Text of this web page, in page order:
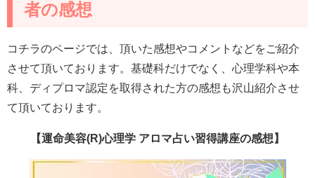
者の感想
コチラのページでは、頂いた感想やコメントなどをご紹介
させて頂いております。基礎科だけでなく、心理学科や本
科、ディプロマ認定を取得された方の感想も沢山紹介させ
て頂いております。
【運命美容(R)心理学 アロマ占い習得講座の感想】